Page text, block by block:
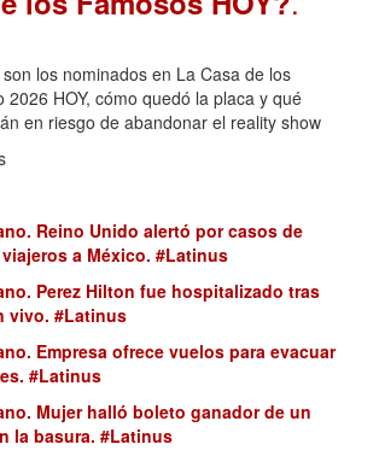
los nominados en La Casa de los
2026 HOY, cómo quedó la placa y qué
en riesgo de abandonar el reality show
Reino Unido alertó por casos de
a México. #Latinus
Perez Hilton fue hospitalizado tras
vivo. #Latinus
Empresa ofrece vuelos para evacuar
#Latinus
Mujer halló boleto ganador de un
la basura. #Latinus